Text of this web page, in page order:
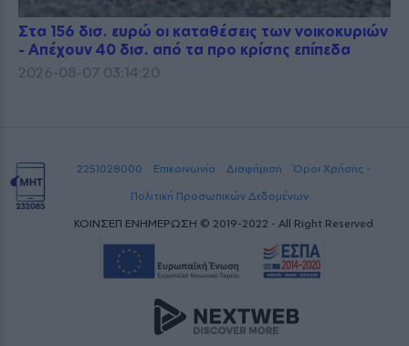
Στα 156 δισ. ευρώ οι καταθέσεις των νοικοκυριών
- Απέχουν 40 δισ. από τα προ κρίσης επίπεδα
2026-08-07 03:14:20
2251028000 Επικοινωνία Διαφήμιση
Όροι Χρήσης -
Πολιτική Προσωπικών Δεδομένων
ΚΟΙΝΣΕΠ ΕΝΗΜΕΡΩΣΗ © 2019-2022 - All Right Reserved